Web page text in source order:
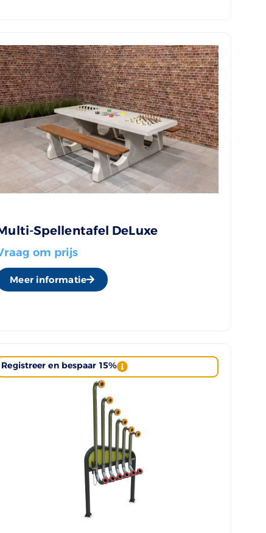
Spellentafel DeLuxe
om prijs
Meer informatie
Registreer en bespaar 15%